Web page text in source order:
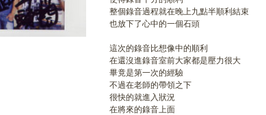
整個錄音過程就在晚上九點半順利結束
也放下了心中的一個石頭
這次的錄音比想像中的順利
在還沒進錄音室前大家都是壓力很大
畢竟是第一次的經驗
不過在老師的帶領之下
很快的就進入狀況
在將來的錄音上面